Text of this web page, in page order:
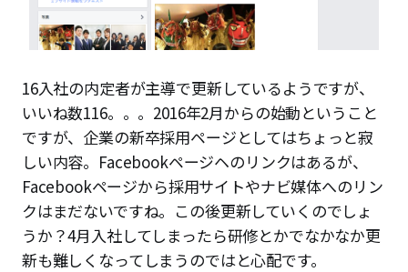
16入社の内定者が主導で更新しているようですが、
いいね数116。。。2016年2月からの始動ということ
ですが、企業の新卒採用ページとしてはちょっと寂
しい内容。Facebookページヘのリンクはあるが、
Facebookページから採用サイトやナビ媒体へのリン
クはまだないですね。この後更新していくのでしょ
うか？4月入社してしまったら研修とかでなかなか更
新も難しくなってしまうのではと心配です。